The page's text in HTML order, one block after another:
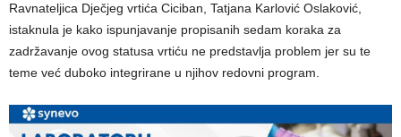
Ravnateljica Dječjeg vrtića Ciciban, Tatjana Karlović Oslaković,
istaknula je kako ispunjavanje propisanih sedam koraka za
zadržavanje ovog statusa vrtiću ne predstavlja problem jer su te
teme već duboko integrirane u njihov redovni program.